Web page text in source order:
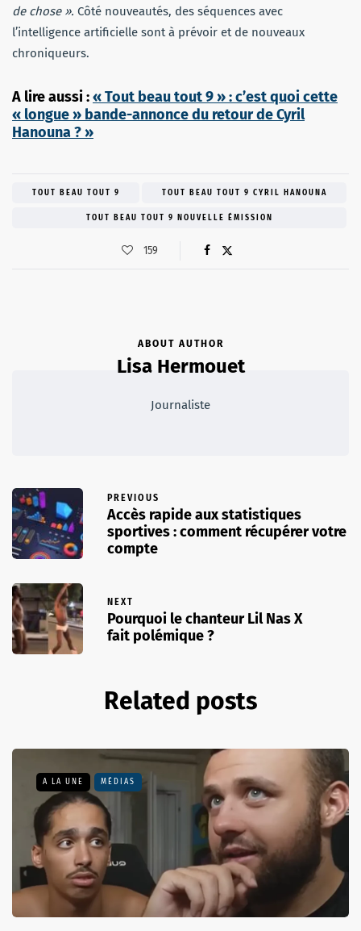
de chose ». Côté nouveautés, des séquences avec
l’intelligence artificielle sont à prévoir et de nouveaux
chroniqueurs.
A lire aussi :« Tout beau tout 9 » : c’est quoi cette
« longue » bande-annonce du retour de Cyril
Hanouna ? »
TOUT BEAU TOUT 9 TOUT BEAU TOUT 9 CYRIL HANOUNA
TOUT BEAU TOUT 9 NOUVELLE ÉMISSION
159
ABOUT AUTHOR
Lisa Hermouet
Journaliste
PREVIOUS
Accès rapide aux statistiques
sportives : comment récupérer votre
compte
NEXT
Pourquoi le chanteur Lil Nas X
fait polémique ?
Related posts
A LA UNE MÉDIAS